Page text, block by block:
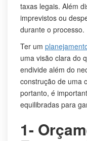
taxas legais. Além
imprevistos ou
durante o processo.
Ter um
uma visão clara do
endivide além do
construção de uma
portanto, é
equilibradas para
1-